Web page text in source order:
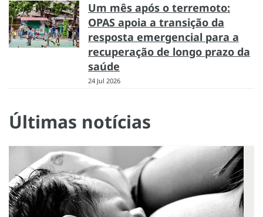
Um mês após o terremoto:
OPAS apoia a transição da
resposta emergencial para a
recuperação de longo prazo da
saúde
24 Jul 2026
Últimas notícias